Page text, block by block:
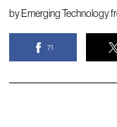
byEmerging Technology
71